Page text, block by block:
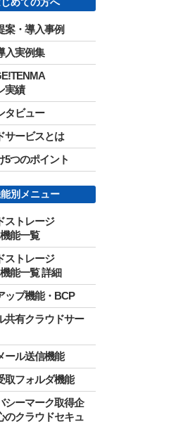
めての方へ
案・導入事例
入実例集
実績
タビュー
サービスとは
5つのポイント
別メニュー
ストレージ
能一覧
ストレージ
能一覧 詳細
ップ機能・BCP
共有クラウドサー
ール送信機能
取フォルダ機能
シーマーク取得企
のクラウドセキュ